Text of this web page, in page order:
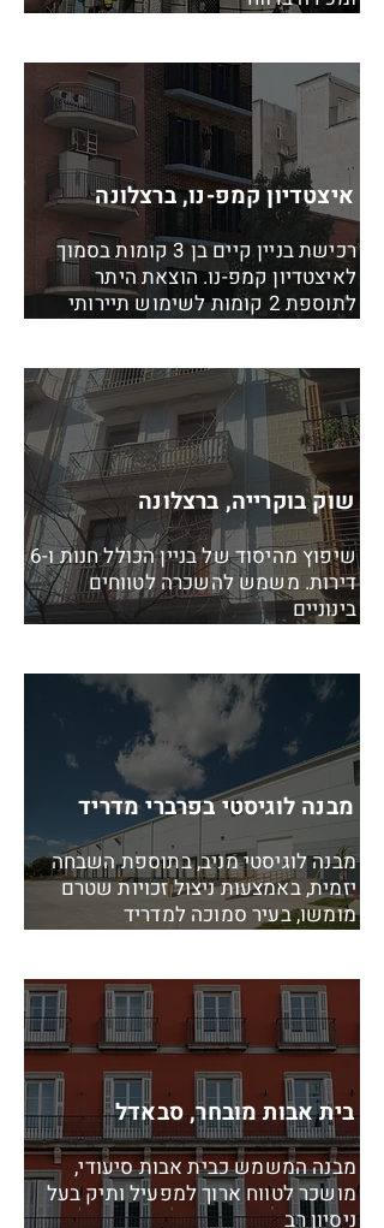
איצטדיון קמפ-נו, ברצלונה
רכישת בניין קיים בן 3 קומות בסמוך
לאיצטדיון קמפ-נו. הוצאת היתר
לתוספת 2 קומות לשימוש תיירותי
שוק בוקרייה, ברצלונה
שיפוץ מהיסוד של בניין הכולל חנות ו-6
דירות. משמש להשכרה לטווחים
בינוניים
מבנה לוגיסטי בפרברי מדריד
מבנה לוגיסטי מניב, בתוספת השבחה
יזמית, באמצעות ניצול זכויות שטרם
מומשו, בעיר סמוכה למדריד
בית אבות מובחר, סבאדל
מבנה המשמש כבית אבות סיעודי,
מושכר לטווח ארוך למפעיל ותיק בעל
ניסיון רב